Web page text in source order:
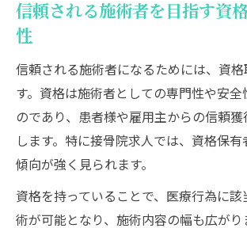
信頼される施術者を目指す資
性
信頼される施術者になるためには、資
す。資格は施術者としての専門性や安全
のであり、患者様や雇用主からの信頼
します。特に接骨院求人では、資格保
傾向が強く見られます。
資格を持っていることで、医療行為に
術が可能となり、施術内容の幅も広がり